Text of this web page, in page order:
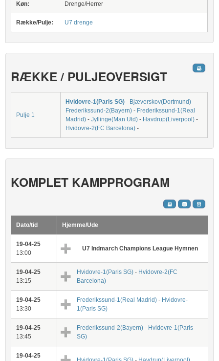
Køn: Drenge/Herrer
Række/Pulje: U7 drenge
RÆKKE / PULJEOVERSIGT
Pulje 1
Hvidovre-1(Paris SG) - Bjæverskov(Dortmund) -
Frederikssund-2(Bayern) - Frederikssund-1(Real
Madrid) -Jyllinge(Man Utd) - Havdrup(Liverpool) -
Hvidovre-2(FC Barcelona) -
KOMPLET KAMPPROGRAM
Dato/tid Hjemme/Ude
19-04-25
13:00
U7 Indmarch Champions League Hymnen
19-04-25
13:15
Hvidovre-1(Paris SG) - Hvidovre-2(FC
Barcelona)
19-04-25
13:30
Frederikssund-1(Real Madrid) - Hvidovre-
1(Paris SG)
19-04-25
13:45
Frederikssund-2(Bayern) - Hvidovre-1(Paris
SG)
19-04-25